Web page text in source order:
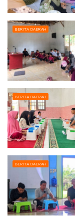
BERITA DAERAH
BERITA DAERAH
BERITA DAERAH